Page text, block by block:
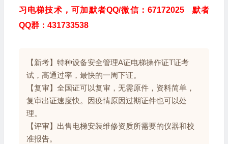
习电梯技术，可加默者QQ/微信：67172025 默者
QQ群：431733538
【新考】特种设备安全管理A证电梯操作证T证考
试，高通过率，最快的一周下证。
【复审】全国证可以复审，无需原件，资料简单，
复审出证速度快。因疫情原因过期证件也可以处
理。
【评审】出售电梯安装维修资质所需要的仪器和校
准报告。